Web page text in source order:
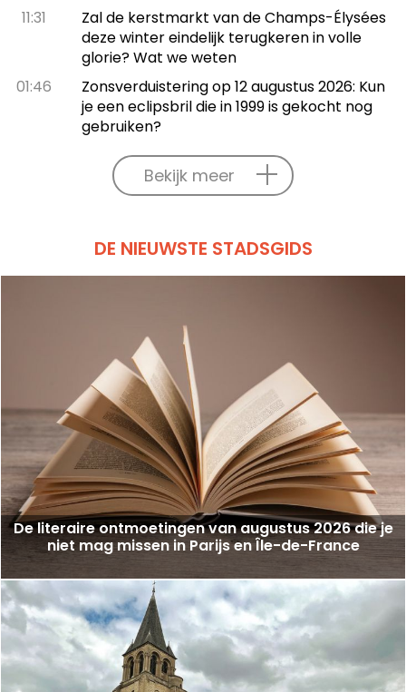
11:31
Zal de kerstmarkt van de Champs-Élysées
deze winter eindelijk terugkeren in volle
glorie? Wat we weten
01:46
Zonsverduistering op 12 augustus 2026: Kun
je een eclipsbril die in 1999 is gekocht nog
gebruiken?
Bekijk meer
DE NIEUWSTE STADSGIDS
De literaire ontmoetingen van augustus 2026 die je
niet mag missen in Parijs en Île-de-France